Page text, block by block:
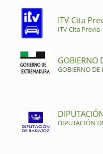
ITV Cita
ITV Cita Previa
GOBIERNO
GOBIERNO DE
DIPUTACIÓN